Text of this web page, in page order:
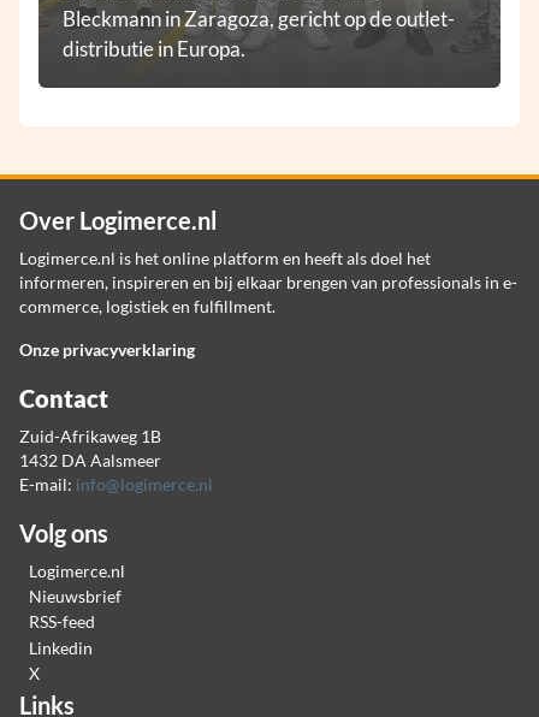
Bleckmann in Zaragoza, gericht op de outlet-
distributie in Europa.
Over Logimerce.nl
Logimerce.nl is het online platform en heeft als doel het
informeren, inspireren en bij elkaar brengen van professionals in e-
commerce, logistiek en fulfillment.
Onze privacyverklaring
Contact
Zuid-Afrikaweg 1B
1432 DA Aalsmeer
E-mail: info@logimerce.nl
Volg ons
Logimerce.nl
Nieuwsbrief
RSS-feed
Linkedin
X
Links